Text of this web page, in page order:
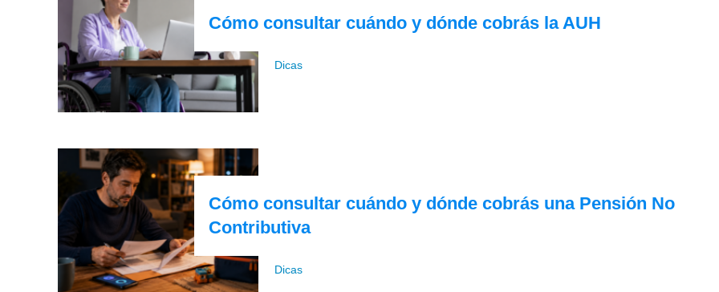
Cómo consultar cuándo y dónde cobrás la AUH
Dicas
Cómo consultar cuándo y dónde cobrás una Pensión No
Contributiva
Dicas